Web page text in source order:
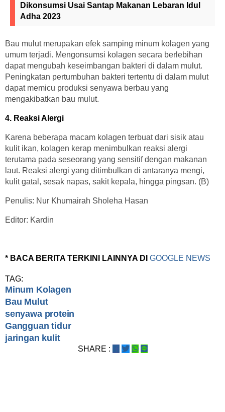
Dikonsumsi Usai Santap Makanan Lebaran Idul
Adha 2023
Bau mulut merupakan efek samping minum kolagen yang
umum terjadi. Mengonsumsi kolagen secara berlebihan
dapat mengubah keseimbangan bakteri di dalam mulut.
Peningkatan pertumbuhan bakteri tertentu di dalam mulut
dapat memicu produksi senyawa berbau yang
mengakibatkan bau mulut.
4. Reaksi Alergi
Karena beberapa macam kolagen terbuat dari sisik atau
kulit ikan, kolagen kerap menimbulkan reaksi alergi
terutama pada seseorang yang sensitif dengan makanan
laut. Reaksi alergi yang ditimbulkan di antaranya mengi,
kulit gatal, sesak napas, sakit kepala, hingga pingsan. (B)
Penulis: Nur Khumairah Sholeha Hasan
Editor: Kardin
* BACA BERITA TERKINI LAINNYA DI GOOGLE NEWS
TAG:
Minum Kolagen
Bau Mulut
senyawa protein
Gangguan tidur
jaringan kulit
SHARE :